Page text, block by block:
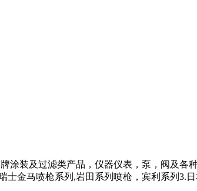
装及过滤类产品，仪器仪表，泵，阀及各
金马喷枪系列,岩田系列喷枪，宾利系列3.